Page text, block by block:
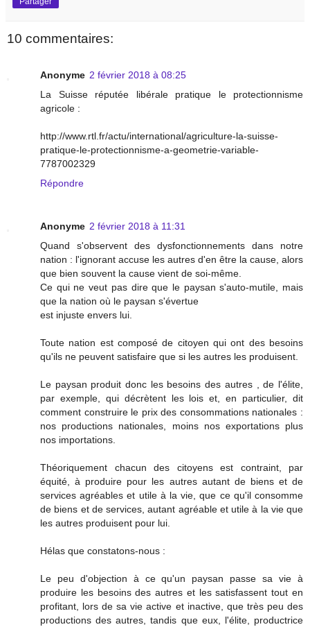
10 commentaires:
Anonyme 2 février 2018 à 08:25
La Suisse réputée libérale pratique le protectionnisme
agricole :
http://www.rtl.fr/actu/international/agriculture-la-suisse-
pratique-le-protectionnisme-a-geometrie-variable-
7787002329
Répondre
Anonyme 2 février 2018 à 11:31
Quand s'observent des dysfonctionnements dans notre
nation : l'ignorant accuse les autres d'en être la cause, alors
que bien souvent la cause vient de soi-même.
Ce qui ne veut pas dire que le paysan s'auto-mutile, mais
que la nation où le paysan s'évertue
est injuste envers lui.
Toute nation est composé de citoyen qui ont des besoins
qu'ils ne peuvent satisfaire que si les autres les produisent.
Le paysan produit donc les besoins des autres , de l'élite,
par exemple, qui décrètent les lois et, en particulier, dit
comment construire le prix des consommations nationales :
nos productions nationales, moins nos exportations plus
nos importations.
Théoriquement chacun des citoyens est contraint, par
équité, à produire pour les autres autant de biens et de
services agréables et utile à la vie, que ce qu'il consomme
de biens et de services, autant agréable et utile à la vie que
les autres produisent pour lui.
Hélas que constatons-nous :
Le peu d'objection à ce qu'un paysan passe sa vie à
produire les besoins des autres et les satisfassent tout en
profitant, lors de sa vie active et inactive, que très peu des
productions des autres, tandis que eux, l'élite, productrice